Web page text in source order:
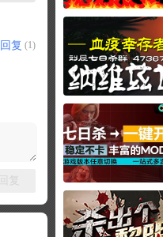
回复 (1)
回复